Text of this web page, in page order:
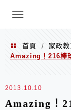
menu
首頁 / 家政教
Amazing！216棒
2013.10.10
Amazing！